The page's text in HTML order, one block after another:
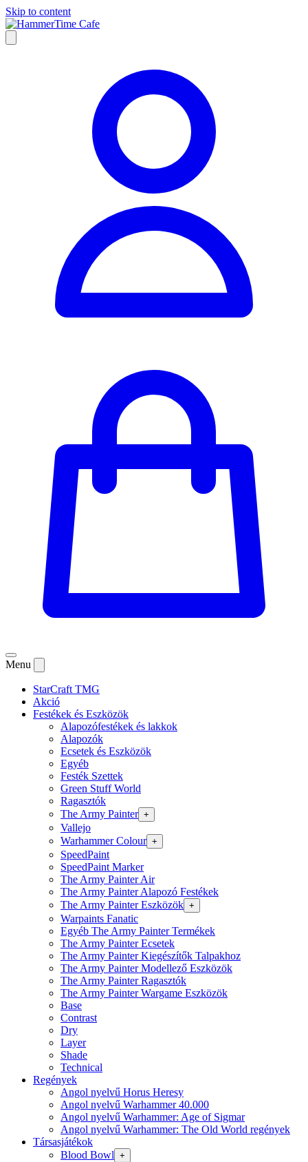
Skip to content
Menu
StarCraft TMG
Akció
Festékek és Eszközök
Alapozófestékek és lakkok
Alapozók
Ecsetek és Eszközök
Egyéb
Festék Szettek
Green Stuff World
Ragasztók
The Army Painter +
Vallejo
Warhammer Colour +
SpeedPaint
SpeedPaint Marker
The Army Painter Air
The Army Painter Alapozó Festékek
The Army Painter Eszközök +
Warpaints Fanatic
Egyéb The Army Painter Termékek
The Army Painter Ecsetek
The Army Painter Kiegészítők Talpakhoz
The Army Painter Modellező Eszközök
The Army Painter Ragasztók
The Army Painter Wargame Eszközök
Base
Contrast
Dry
Layer
Shade
Technical
Regények
Angol nyelvű Horus Heresy
Angol nyelvű Warhammer 40.000
Angol nyelvű Warhammer: Age of Sigmar
Angol nyelvű Warhammer: The Old World regények
Társasjátékok
Blood Bowl +